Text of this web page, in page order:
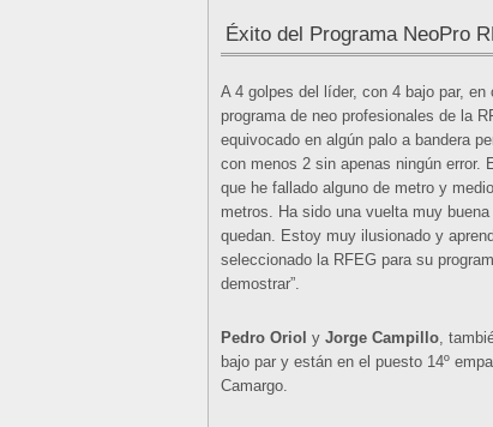
Éxito del Programa NeoPro
A 4 golpes del líder, con 4 bajo par,
programa de neo profesionales de la
equivocado en algún palo a bandera
con menos 2 sin apenas ningún error.
que he fallado alguno de metro y
metros. Ha sido una vuelta muy
quedan. Estoy muy ilusionado y
seleccionado la RFEG para su
demostrar”.
Pedro Oriol y Jorge Campillo,
bajo par y están en el puesto 14º
Camargo.